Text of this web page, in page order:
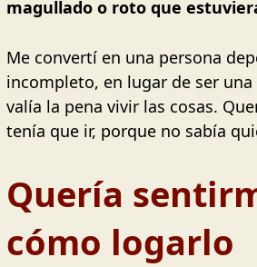
magullado o roto que
Me convertí en una persona
incompleto, en lugar de ser
valía la pena vivir las cosas.
tenía que ir, porque no sabía
Quería
cómo logarlo